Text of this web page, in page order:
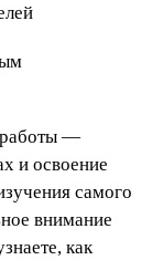
работы —
и освоение
самого
внимание
как